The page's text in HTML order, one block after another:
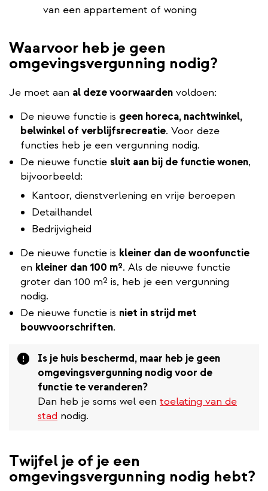
van een appartement of woning
Waarvoor heb je geen
omgevingsvergunning nodig?
Je moet aan al deze voorwaarden voldoen:
De nieuwe functie is geen horeca, nachtwinkel,
belwinkel of verblijfsrecreatie. Voor deze
functies heb je een vergunning nodig.
De nieuwe functie sluit aan bij de functie wonen,
bijvoorbeeld:
Kantoor, dienstverlening en vrije beroepen
Detailhandel
Bedrijvigheid
De nieuwe functie is kleiner dan de woonfunctie
en kleiner dan 100 m². Als de nieuwe functie
groter dan 100 m² is, heb je een vergunning
nodig.
De nieuwe functie is niet in strijd met
bouwvoorschriften.
Attention
Is je huis beschermd, maar heb je geen
omgevingsvergunning nodig voor de
functie te veranderen?
Dan heb je soms wel een toelating van de
stad nodig.
Twijfel je of je een
omgevingsvergunning nodig hebt?